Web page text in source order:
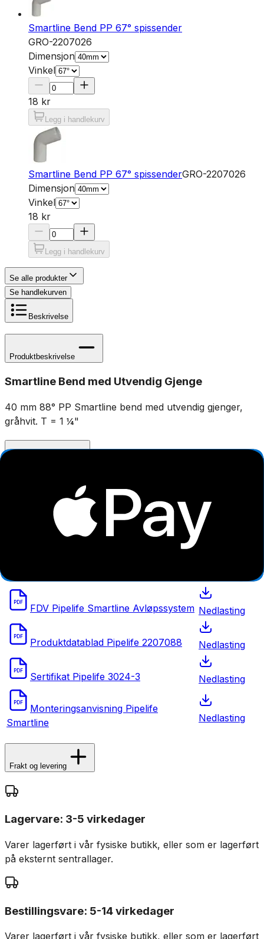
Smartline Bend PP 67° spissender
GRO-2207026
Dimensjon
Vinkel
18 kr
Legg i handlekurv
Smartline Bend PP 67° spissenderGRO-2207026
Dimensjon
Vinkel
18 kr
Legg i handlekurv
Se alle produkter
Se handlekurven
Beskrivelse
Produktbeskrivelse
Smartline Bend med Utvendig Gjenge
40 mm 88° PP Smartline bend med utvendig gjenger,
gråhvit. T = 1 ¼"
7315639009479
Pipelife
PDF FDV Pipelife Smartline Avløpssystem Nedlasting
PDF Produktdatablad Pipelife 2207088 Nedlasting
PDF Sertifikat Pipelife 3024-3 Nedlasting
PDF
Monteringsanvisning Pipelife
Smartline
Nedlasting
Frakt og levering
Lagervare: 3-5 virkedager
Varer lagerført i vår fysiske butikk, eller som er lagerført
på eksternt sentrallager.
Bestillingsvare: 5-14 virkedager
Varer lagerført i vår fysiske butikk, eller som er lagerført